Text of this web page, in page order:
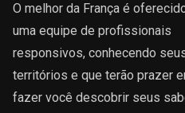
O melhor da França é
uma equipe de profissionais
responsivos, conhecendo
territórios e que terão prazer
fazer você descobrir seus